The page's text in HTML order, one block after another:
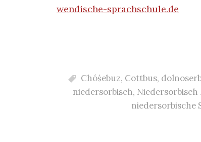
wendische-sprachschule.de
Chóśebuz, Cottbus,
niedersorbisch, Niedersorbisch
niedersorbische